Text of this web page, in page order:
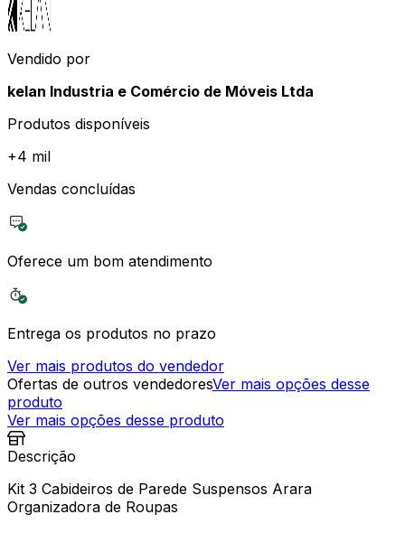
Vendido por
kelan Industria e Comércio de Móveis Ltda
Produtos disponíveis
+4 mil
Vendas concluídas
Oferece um bom atendimento
Entrega os produtos no prazo
Ver mais produtos do vendedor
Ofertas de outros vendedoresVer mais opções desse
produto
Ver mais opções desse produto
Descrição
Kit 3 Cabideiros de Parede Suspensos Arara
Organizadora de Roupas